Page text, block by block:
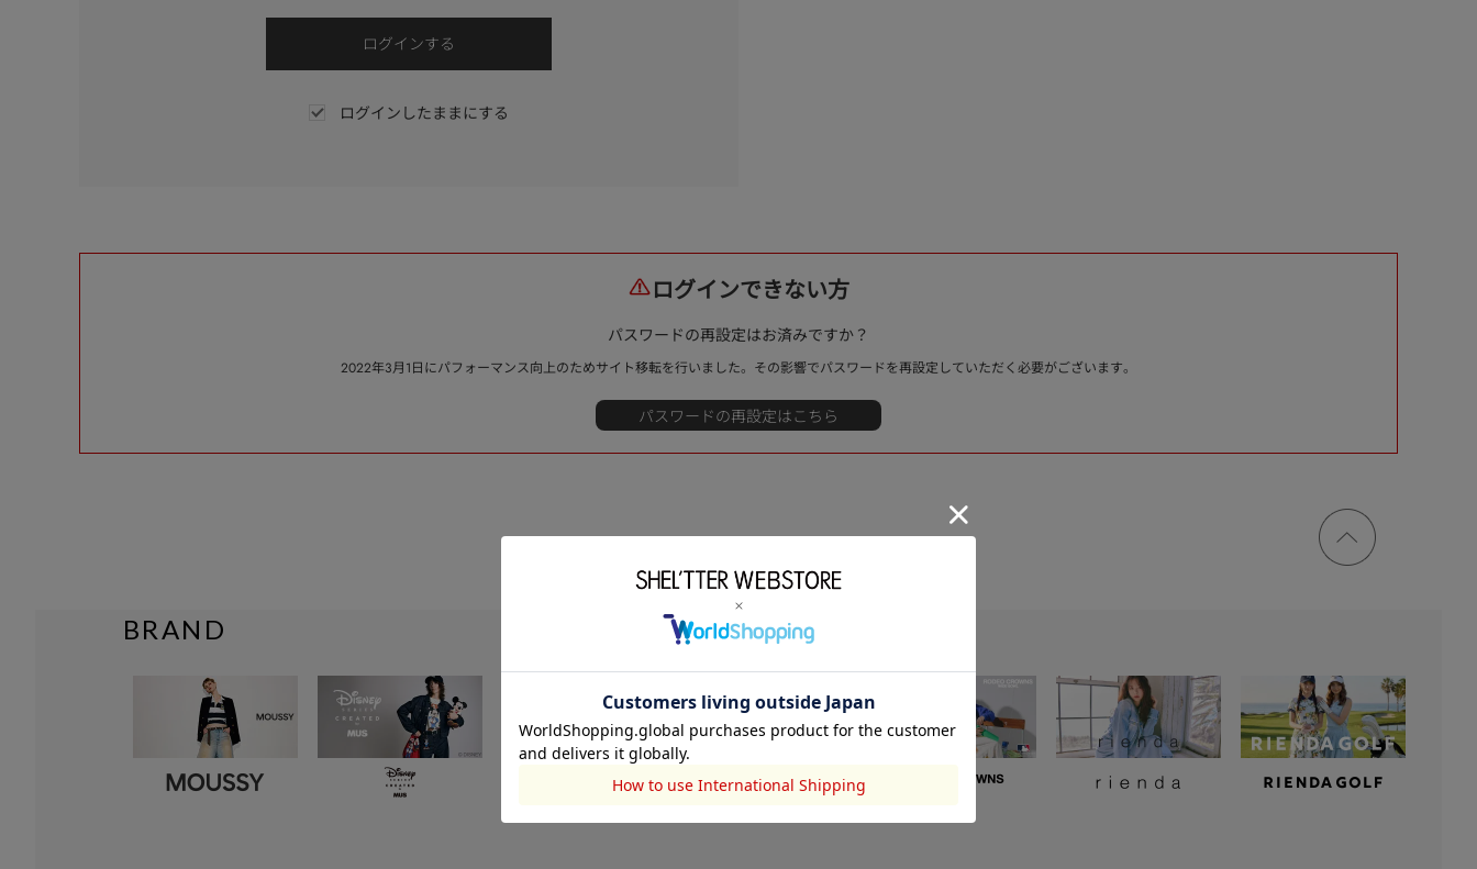
ログインしたままにする
ログインできない方
パスワードの再設定はお済みですか？
2022年3月1日にパフォーマンス向上のためサイト移転を行いました。その影響でパスワードを再設定していただく必要がございます。
ページ
トップ
BRAND